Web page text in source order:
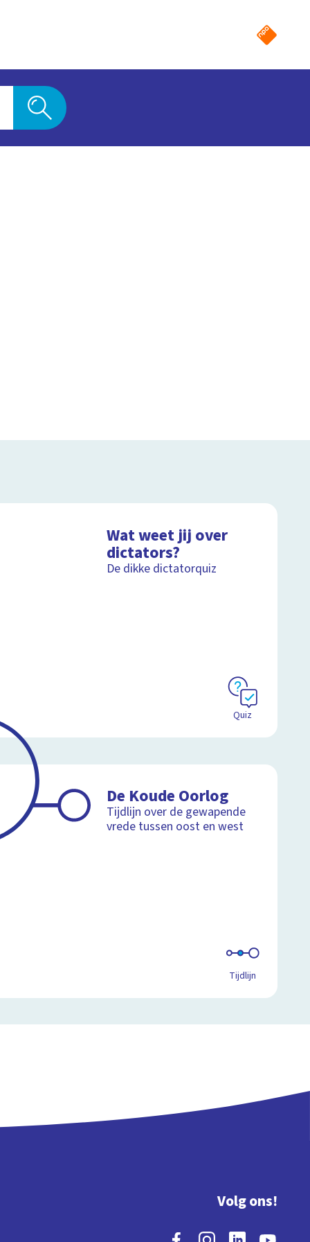
Wat weet jij over
dictators?
De dikke dictatorquiz
Quiz
De Koude Oorlog
Tijdlijn over de gewapende
vrede tussen oost en west
Tijdlijn
Volg ons!